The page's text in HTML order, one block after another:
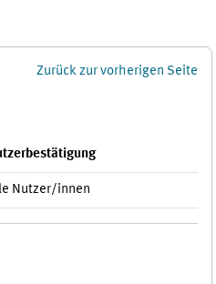
Zurück zur vorherigen Seite
Nutzer/innen